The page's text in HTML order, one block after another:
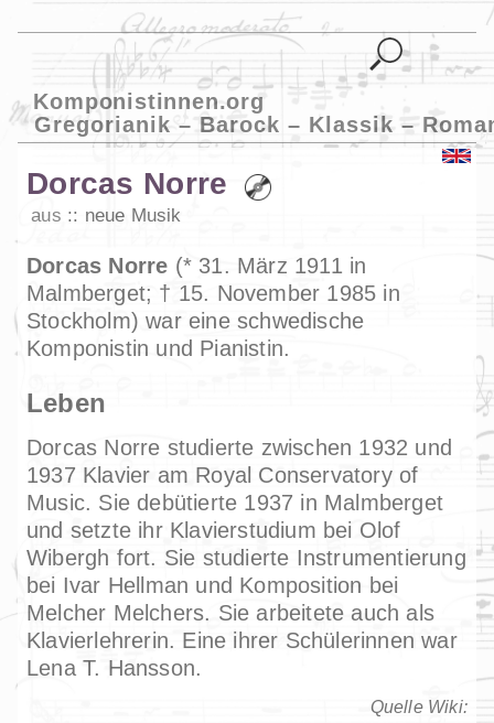
Komponistinnen.org
Gregorianik – Barock – Klassik –
Dorcas Norre
aus neue Musik
Dorcas Norre (* 31. März 1911 in
Malmberget; † 15. November 1985 in
Stockholm) war eine schwedische
Komponistin und Pianistin.
Leben
Dorcas Norre studierte zwischen 1932 und
1937 Klavier am Royal Conservatory of
Music. Sie debütierte 1937 in Malmberget
und setzte ihr Klavierstudium bei Olof
Wibergh fort. Sie studierte Instrumentierung
bei Ivar Hellman und Komposition bei
Melcher Melchers. Sie arbeitete auch als
Klavierlehrerin. Eine ihrer Schülerinnen war
Lena T. Hansson.
Quelle Wiki: